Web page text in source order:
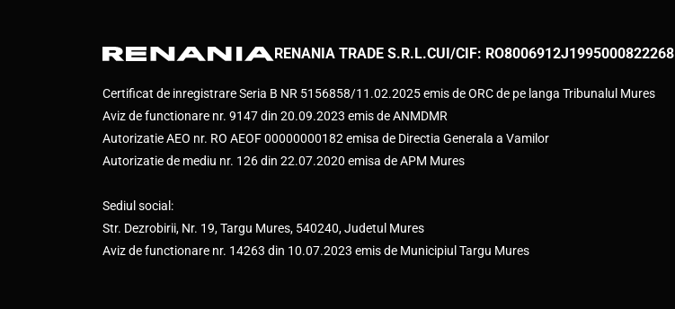
RENANIA TRADE S.R.L.CUI/CIF: RO8006912J1995000822268
Certificat de inregistrare Seria B NR 5156858/11.02.2025 emis de ORC de pe langa Tribunalul Mures
Aviz de functionare nr. 9147 din 20.09.2023 emis de ANMDMR
Autorizatie AEO nr. RO AEOF 00000000182 emisa de Directia Generala a Vamilor
Autorizatie de mediu nr. 126 din 22.07.2020 emisa de APM Mures
Sediul social:
Str. Dezrobirii, Nr. 19, Targu Mures, 540240, Judetul Mures
Aviz de functionare nr. 14263 din 10.07.2023 emis de Municipiul Targu Mures